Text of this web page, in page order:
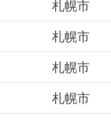
线或最受欢迎的
巴，因为到您到
札幌市
札幌市
札幌市
札幌市